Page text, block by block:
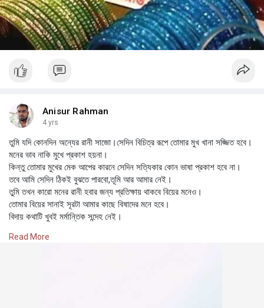
Anisur Rahman
4 yrs
তুমি যদি কোনদিন অন্যের রানী সাজো।সেদিন বিচিত্র রূপে তোমার মুখ খানা সজ্জিত হবে।
মনের ভাব নাকি মুখে প্রকাশ হয়না।
কিন্তু তোমার মুখের মেক আপের কারনে সেদিন সত্যিকার কোন ভাষা প্রকাশ হবে না।
তবে আমি সেদিন ঠিকই বুঝতে পারবো,তূমি আর আমার নেই।
তুমি তখন কারো মনের রানী হবার জন্য প্রতিক্ষায় থাকবে বিয়ের মনেও।
তোমার বিয়ের সানাই সূরটা আমার কাছে বিষাদের মনে হবে।
বিদায় কথাটি খুবই মর্মান্তিক সন্দেহ নেই।
তোমার এই বিদায়ে-আমার অন্তরের সমস্ত বেদনা অশ্রু ঝরবে।
Read More